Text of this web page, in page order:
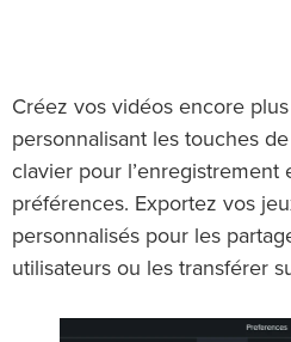
Créez vos vidéos encore
personnalisant les touches
clavier pour l’enregistrement
préférences. Exportez vos
personnalisés pour les
utilisateurs ou les transférer